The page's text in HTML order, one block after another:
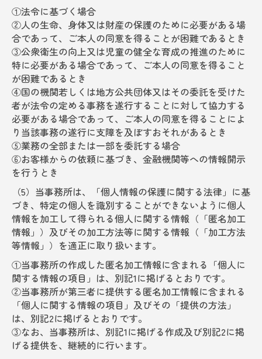
①法令に基づく場合
②人の生命、身体又は財産の保護のために必要がある場
合であって、ご本人の同意を得ることが困難であるとき
③公衆衛生の向上又は児童の健全な育成の推進のために
特に必要がある場合であって、ご本人の同意を得ること
が困難であるとき
④国の機関若しくは地方公共団体又はその委託を受けた
者が法令の定める事務を遂行することに対して協力する
必要がある場合であって、ご本人の同意を得ることによ
り当該事務の遂行に支障を及ぼすおそれがあるとき
⑤業務の全部または一部を委託する場合
⑥お客様からの依頼に基づき、金融機関等への情報開示
を行うとき
（5）当事務所は、「個人情報の保護に関する法律」に基
づき、特定の個人を識別することができないように個人
情報を加工して得られる個人に関する情報（「匿名加工
情報」）及びその加工方法等に関する情報（「加工方法
等情報」）を適正に取り扱います。
①当事務所の作成した匿名加工情報に含まれる「個人に
関する情報の項目」は、別記1に掲げるとおりです。
②当事務所が第三者に提供する匿名加工情報に含まれる
「個人に関する情報の項目」及びその「提供の方法」
は、別記2に掲げるとおりです。
③なお、当事務所は、別記1に掲げる作成及び別記2に掲
げる提供を、継続的に行います。